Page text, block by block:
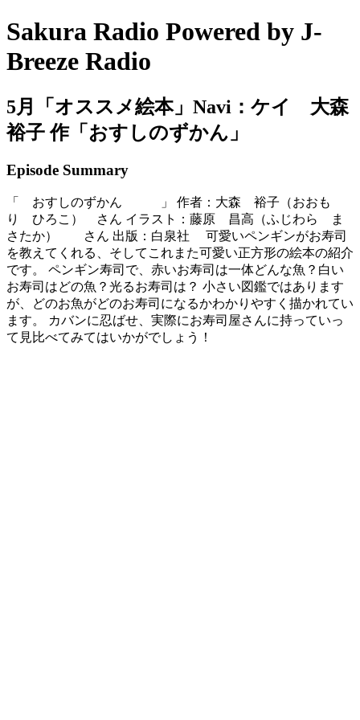
Sakura Radio Powered by J-
Breeze Radio
5月「オススメ絵本」Navi：ケイ 大森
裕子 作「おすしのずかん」
Episode Summary
「 おすしのずかん 」 作者：大森 裕子（おおも
り ひろこ） さん イラスト：藤原 昌高（ふじわら ま
さたか） さん 出版：白泉社 可愛いペンギンがお寿司
を教えてくれる、そしてこれまた可愛い正方形の絵本の紹介
です。 ペンギン寿司で、赤いお寿司は一体どんな魚？白い
お寿司はどの魚？光るお寿司は？ 小さい図鑑ではあります
が、どのお魚がどのお寿司になるかわかりやすく描かれてい
ます。 カバンに忍ばせ、実際にお寿司屋さんに持っていっ
て見比べてみてはいかがでしょう！